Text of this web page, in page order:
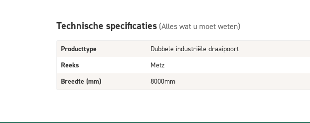
Technische specificaties (Alles wat u moet weten)
Producttype
Dubbele industriële draaipoort
Reeks
Metz
Breedte (mm)
8000mm